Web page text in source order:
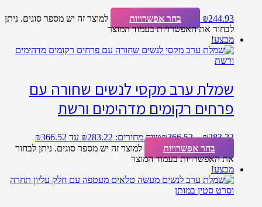
₪244.93 בחר אפשרויות
למוצר זה יש מספר סוגים. ניתן
לבחור את האפשרויות בעמוד המוצר
מבצע!
שמלת ערב מקסי לנשים שחורה עם
פרחים רקומים מדהימים ורשת
₪283.22
–
₪366.52 טווח מחירים: ⁦₪283.22⁩ עד ⁦₪366.52⁩
בחר אפשרויות
למוצר זה יש מספר סוגים. ניתן לבחור
את האפשרויות בעמוד המוצר
מבצע!